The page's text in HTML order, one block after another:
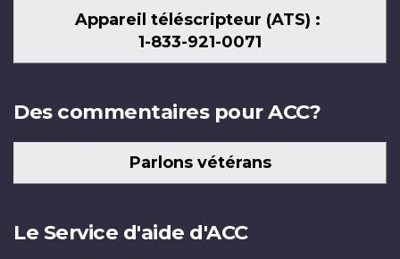
Appareil téléscripteur (ATS) :
1-833-921-0071
Des commentaires pour ACC?
Parlons vétérans
Le Service d'aide d'ACC